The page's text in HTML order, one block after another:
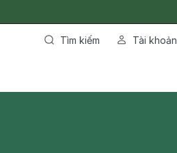
Tìm kiếm Tài khoản